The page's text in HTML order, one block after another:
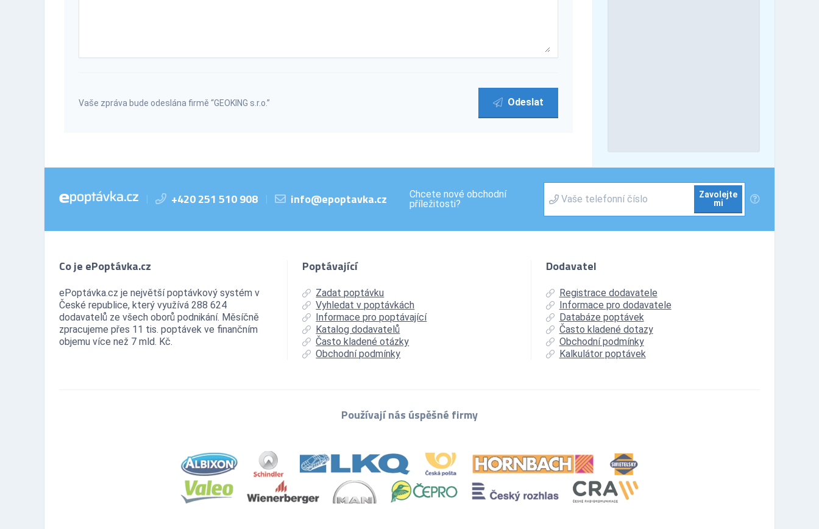
Vaše zpráva bude odeslána firmě “GEOKING s.r.o.” Odeslat
| +420 251 510 908 | info@epoptavka.cz
Chcete nové obchodní
příležitosti?
Zavolejte
mi
Co je ePoptávka.cz
ePoptávka.cz je největší poptávkový systém v
České republice, který využívá 288 624
dodavatelů ze všech oborů podnikání. Měsíčně
zpracujeme přes 11 tis. poptávek ve finančním
objemu více než 7 mld. Kč.
Poptávající
Zadat poptávku
Vyhledat v poptávkách
Informace pro poptávající
Katalog dodavatelů
Často kladené otázky
Obchodní podmínky
Dodavatel
Registrace dodavatele
Informace pro dodavatele
Databáze poptávek
Často kladené dotazy
Obchodní podmínky
Kalkulátor poptávek
Používají nás úspěšné firmy